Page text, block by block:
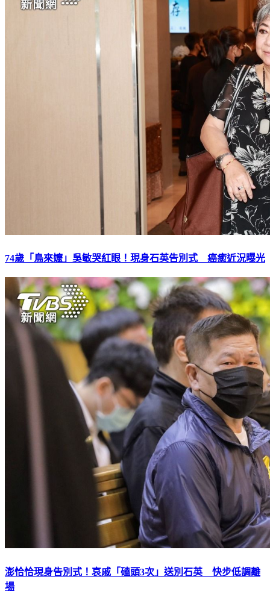
澎恰恰現身告別式！哀戚「磕頭3次」送別石英 快步低調離